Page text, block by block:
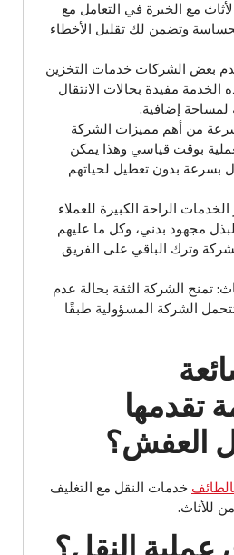
مع الخبرة في التعامل مع
وتضمن لك تقليل الأخطاء
بعض الشركات خدمات التخزين
الخدمة مفيدة بحالات الانتقال
لمساحة إضافية.
من أهم مميزات الشركة
بوقت قياسي وهذا يمكن
بسرعة بدون تعطيل لحياتهم
الراحة الكبيرة للعملاء
مجهود بدني، وكل ما عليهم
وترك الباقي على الفريق
تمنح الشركة الثقة بحالة عدم
الشركة المسؤولية طبقًا
تقدمها
العفش؟
خدمات النقل مع التغليف
للأثاث.